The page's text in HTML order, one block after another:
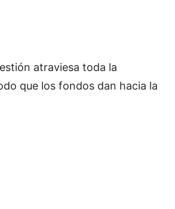
atraviesa toda la
que los fondos dan hacia la